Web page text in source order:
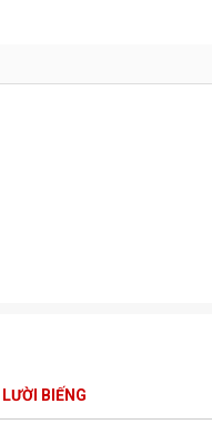
LƯỜI BIẾNG